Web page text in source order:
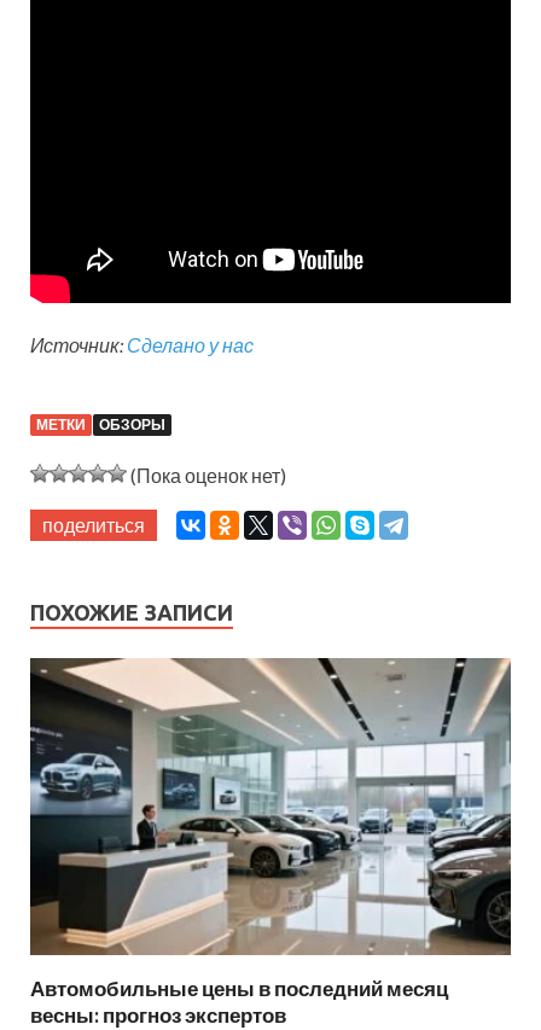
Источник: Сделано у нас
МЕТКИ ОБЗОРЫ
(Пока оценок нет)
поделиться
ПОХОЖИЕ ЗАПИСИ
Автомобильные цены в последний месяц
весны: прогноз экспертов